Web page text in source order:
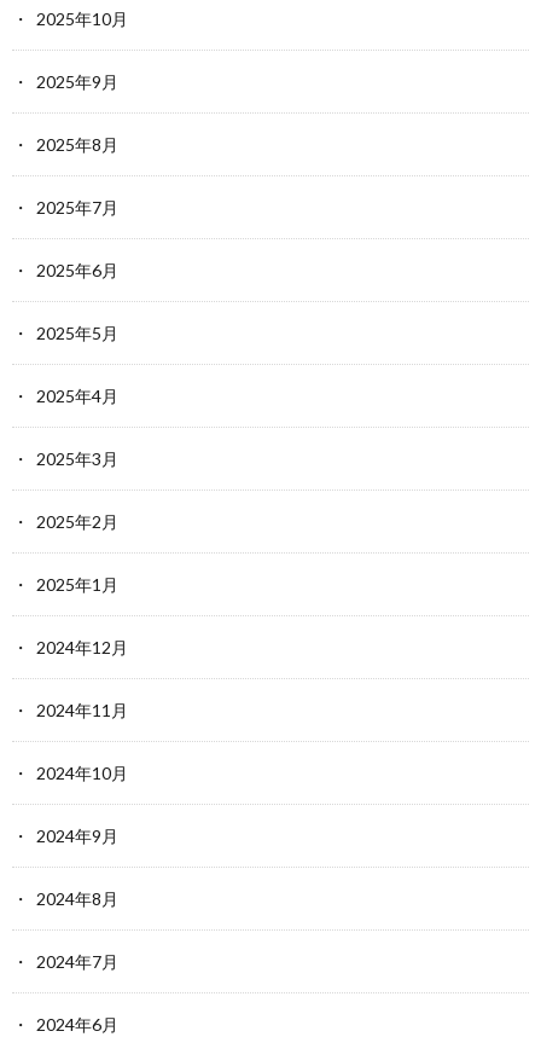
2025年10月
2025年9月
2025年8月
2025年7月
2025年6月
2025年5月
2025年4月
2025年3月
2025年2月
2025年1月
2024年12月
2024年11月
2024年10月
2024年9月
2024年8月
2024年7月
2024年6月